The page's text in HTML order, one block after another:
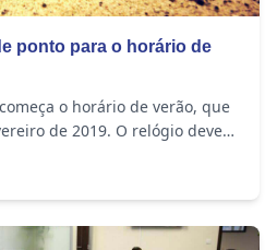
ponto para o horário de
o horário de verão, que
de 2019. O relógio deve